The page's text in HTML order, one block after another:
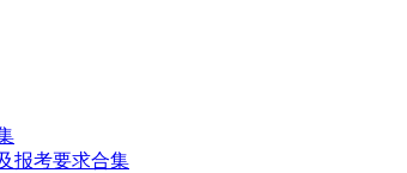
报考要求合集